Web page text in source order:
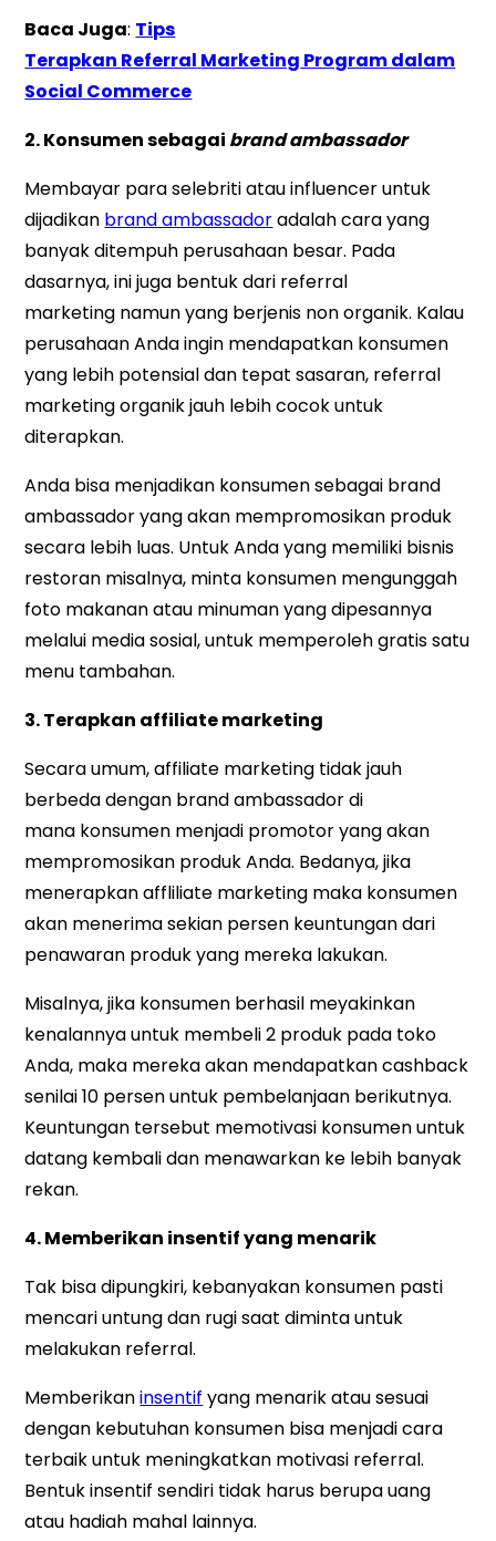
Baca Juga: Tips
Terapkan Referral Marketing Program dalam
Social Commerce
2. Konsumen sebagai brand ambassador
Membayar para selebriti atau influencer untuk
dijadikan brand ambassadoradalah cara yang
banyak ditempuh perusahaan besar. Pada
dasarnya, ini juga bentuk dari referral
marketing namun yang berjenis non organik. Kalau
perusahaan Anda ingin mendapatkan konsumen
yang lebih potensial dan tepat sasaran, referral
marketing organik jauh lebih cocok untuk
diterapkan.
Anda bisa menjadikan konsumen sebagai brand
ambassador yang akan mempromosikan produk
secara lebih luas. Untuk Anda yang memiliki bisnis
restoran misalnya, minta konsumen mengunggah
foto makanan atau minuman yang dipesannya
melalui media sosial, untuk memperoleh gratis satu
menu tambahan.
3. Terapkan affiliate marketing
Secara umum, affiliate marketing tidak jauh
berbeda dengan brand ambassador di
mana konsumen menjadi promotor yang akan
mempromosikan produk Anda. Bedanya, jika
menerapkan affliliate marketing maka konsumen
akan menerima sekian persen keuntungan dari
penawaran produk yang mereka lakukan.
Misalnya, jika konsumen berhasil meyakinkan
kenalannya untuk membeli 2 produk pada toko
Anda, maka mereka akan mendapatkan cashback
senilai 10 persen untuk pembelanjaan berikutnya.
Keuntungan tersebut memotivasi konsumen untuk
datang kembali dan menawarkan ke lebih banyak
rekan.
4. Memberikan insentif yang menarik
Tak bisa dipungkiri, kebanyakan konsumen pasti
mencari untung dan rugi saat diminta untuk
melakukan referral.
Memberikaninsentif yang menarik atau sesuai
dengan kebutuhan konsumen bisa menjadi cara
terbaik untuk meningkatkan motivasi referral.
Bentuk insentif sendiri tidak harus berupa uang
atau hadiah mahal lainnya.